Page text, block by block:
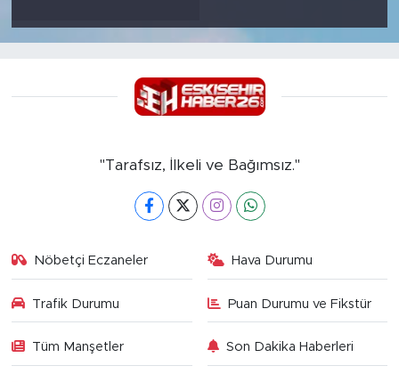
"Tarafsız, İlkeli ve Bağımsız."
Nöbetçi Eczaneler Hava Durumu
Trafik Durumu Puan Durumu ve Fikstür
Tüm Manşetler Son Dakika Haberleri